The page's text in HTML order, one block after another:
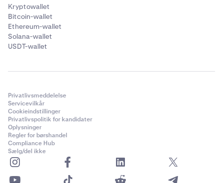
Kryptowallet
Bitcoin-wallet
Ethereum-wallet
Solana-wallet
USDT-wallet
Privatlivsmeddelelse
Servicevilkår
Cookieindstillinger
Privatlivspolitik for kandidater
Oplysninger
Regler for børshandel
Compliance Hub
Sælg/del ikke